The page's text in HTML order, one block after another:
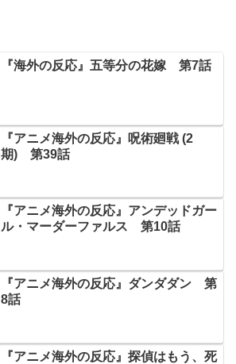
『海外の反応』五等分の花嫁 第7話
『アニメ海外の反応』呪術廻戦 (2
期) 第39話
『アニメ海外の反応』アンデッドガー
ル・マーダーファルス 第10話
『アニメ海外の反応』ダンダダン 第
8話
『アニメ海外の反応』探偵はもう、死